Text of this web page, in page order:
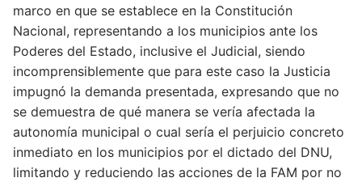
marco en que se establece en la Constitución
Nacional, representando a los municipios ante los
Poderes del Estado, inclusive el Judicial, siendo
incomprensiblemente que para este caso la Justicia
impugnó la demanda presentada, expresando que no
se demuestra de qué manera se vería afectada la
autonomía municipal o cual sería el perjuicio concreto
inmediato en los municipios por el dictado del DNU,
limitando y reduciendo las acciones de la FAM por no